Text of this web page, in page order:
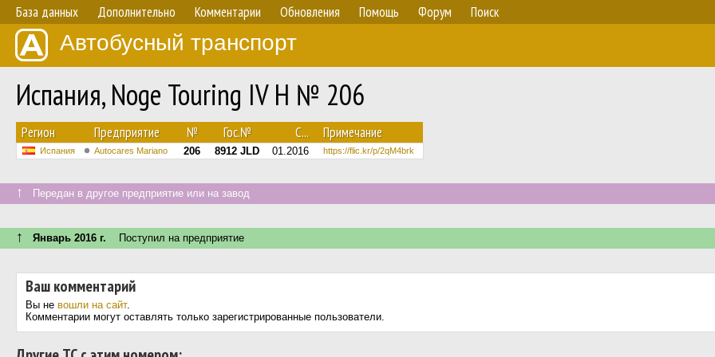
База данных Дополнительно Комментарии Обновления Помощь Форум Поиск
Автобусный транспорт
Испания, Noge Touring IV H № 206
Регион Предприятие № Гос.№ С... Примечание
Испания Autocares Mariano 206 8912 JLD 01.2016 https://flic.kr/p/2qM4brk
↑ Передан в другое предприятие или на завод
↑ Январь 2016 г. Поступил на предприятие
Ваш комментарий
Вы не вошли на сайт.
Комментарии могут оставлять только зарегистрированные пользователи.